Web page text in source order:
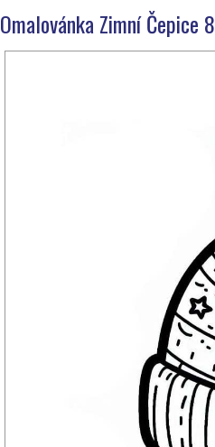
Omalovánka Zimní Čepice 8